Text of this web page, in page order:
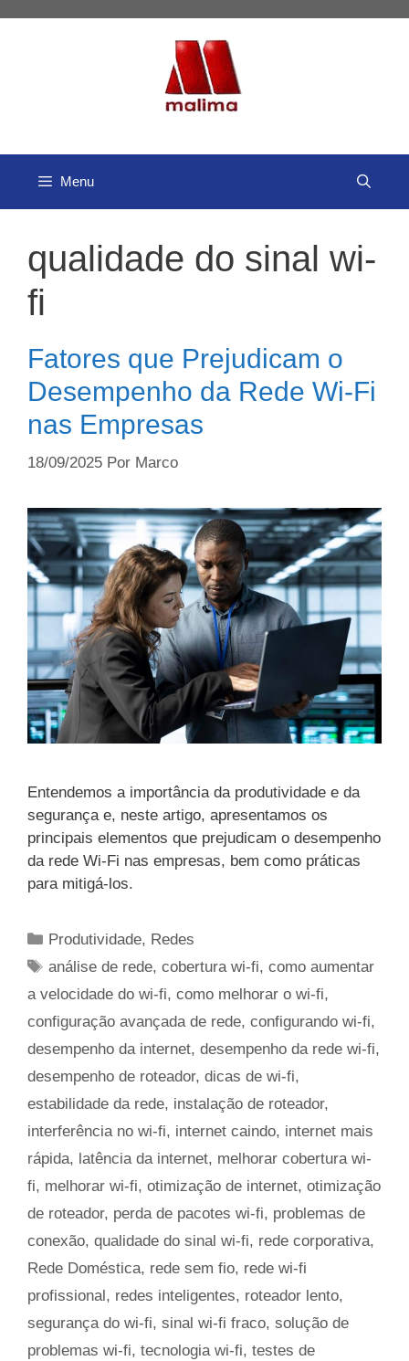
Menu
qualidade do sinal wi-
fi
Fatores que Prejudicam o
Desempenho da Rede Wi-Fi
nas Empresas
18/09/2025 Por Marco
Entendemos a importância da produtividade e da
segurança e, neste artigo, apresentamos os
principais elementos que prejudicam o desempenho
da rede Wi-Fi nas empresas, bem como práticas
para mitigá-los.
Categorias
Produtividade, Redes
Tags
análise de rede,cobertura wi-fi,como aumentar
a velocidade do wi-fi, como melhorar o wi-fi,
configuração avançada de rede, configurando wi-fi,
desempenho da internet, desempenho da rede wi-fi,
desempenho de roteador, dicas de wi-fi,
estabilidade da rede, instalação de roteador,
interferência no wi-fi, internet caindo, internet mais
rápida, latência da internet, melhorar cobertura wi-
fi, melhorar wi-fi, otimização de internet, otimização
de roteador, perda de pacotes wi-fi, problemas de
conexão, qualidade do sinal wi-fi, rede corporativa,
Rede Doméstica, rede sem fio, rede wi-fi
profissional , redes inteligentes, roteador lento,
segurança do wi-fi, sinal wi-fi fraco, solução de
problemas wi-fi, tecnologia wi-fi, testes de